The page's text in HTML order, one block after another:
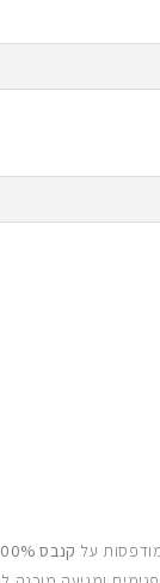
על קנבס 100% כותנה